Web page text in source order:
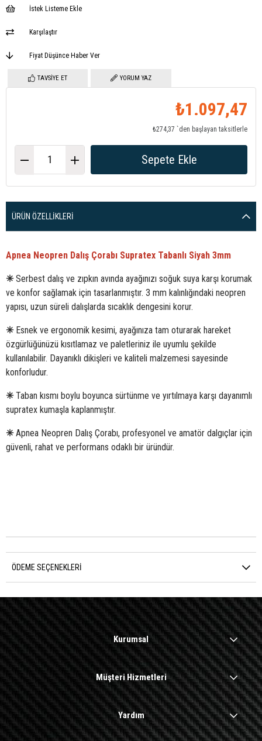
İstek Listeme Ekle
Karşılaştır
Fiyat Düşünce Haber Ver
TAVSIYE ET YORUM YAZ
₺1.097,47
₺274,37 `den başlayan taksitlerle
ÜRÜN ÖZELLIKLERI
Apnea Neopren Dalış Çorabı Supratex Tabanlı Siyah 3mm
✳Serbest dalış ve zıpkın avında ayağınızı soğuk suya karşı korumak
ve konfor sağlamak için tasarlanmıştır. 3 mm kalınlığındaki neopren
yapısı, uzun süreli dalışlarda sıcaklık dengesini korur.
✳ Esnek ve ergonomik kesimi, ayağınıza tam oturarak hareket
özgürlüğünüzü kısıtlamaz ve paletleriniz ile uyumlu şekilde
kullanılabilir. Dayanıklı dikişleri ve kaliteli malzemesi sayesinde
konforludur.
✳Taban kısmı boylu boyunca sürtünme ve yırtılmaya karşı dayanımlı
supratex kumaşla kaplanmıştır.
✳Apnea Neopren Dalış Çorabı, profesyonel ve amatör dalgıçlar için
güvenli, rahat ve performans odaklı bir üründür.
ÖDEME SEÇENEKLERI
Kurumsal
Müşteri Hizmetleri
Yardım